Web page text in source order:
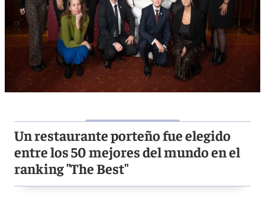
Un restaurante porteño fue elegido
entre los 50 mejores del mundo en el
ranking "The Best"